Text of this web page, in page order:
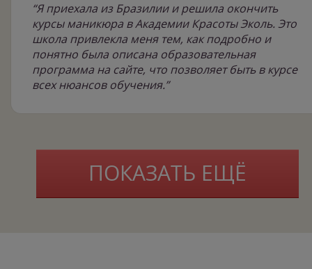
“Я приехала из Бразилии и решила окончить
курсы маникюра в Академии Красоты Эколь. Это
школа привлекла меня тем, как подробно и
понятно была описана образовательная
программа на сайте, что позволяет быть в курсе
всех нюансов обучения.”
ПОКАЗАТЬ ЕЩЁ